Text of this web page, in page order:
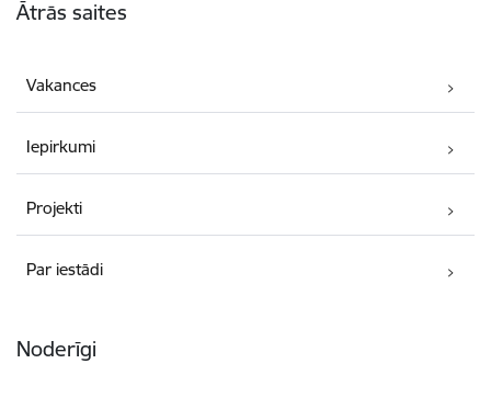
Ātrās saites
Vakances
Iepirkumi
Projekti
Par iestādi
Noderīgi